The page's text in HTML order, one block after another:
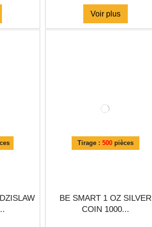
Voir plus
Tirage : 500pièces
BE SMART 1 OZ SILVER
COIN 1000...